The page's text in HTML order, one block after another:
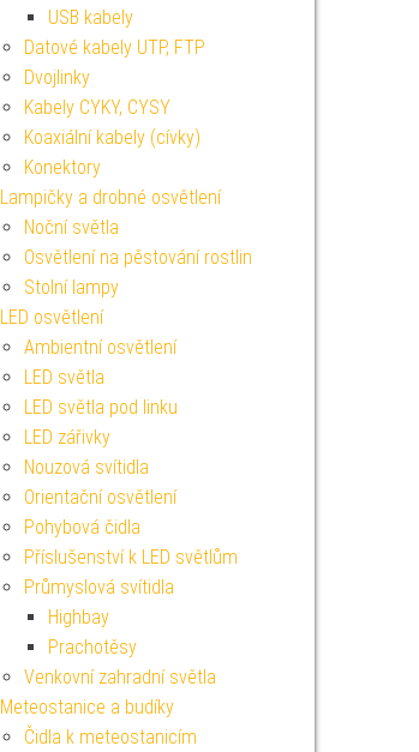
USB kabely
Datové kabely UTP, FTP
Dvojlinky
Kabely CYKY, CYSY
Koaxiální kabely (cívky)
Konektory
Lampičky a drobné osvětlení
Noční světla
Osvětlení na pěstování rostlin
Stolní lampy
LED osvětlení
Ambientní osvětlení
LED světla
LED světla pod linku
LED zářivky
Nouzová svítidla
Orientační osvětlení
Pohybová čidla
Příslušenství k LED světlům
Průmyslová svítidla
Highbay
Prachotěsy
Venkovní zahradní světla
Meteostanice a budíky
Čidla k meteostanicím